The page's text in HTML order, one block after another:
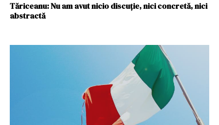
Tăriceanu: Nu am avut nicio discuție, nici concretă, nici
abstractă